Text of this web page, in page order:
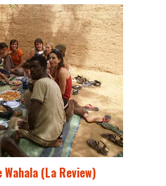
(La Review)